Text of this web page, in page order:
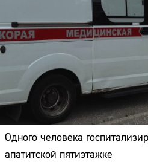
Одного человека
апатитской пятиэтажке